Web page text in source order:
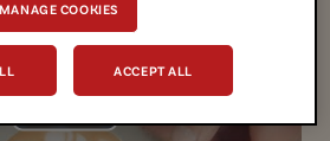
Play
MANAGE COOKIES
ACCEPT ALL